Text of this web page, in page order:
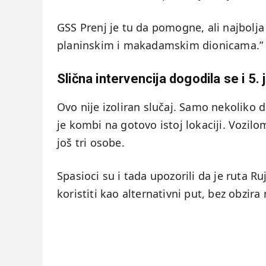
GSS Prenj je tu da pomogne, ali
planinskim i makadamskim
Slična intervencija dogodila se i 5.
Ovo nije izoliran slučaj. Samo nekoliko
je kombi na gotovo istoj lokaciji.
još tri osobe.
Spasioci su i tada upozorili da je ruta
koristiti kao alternativni put, bez obzira